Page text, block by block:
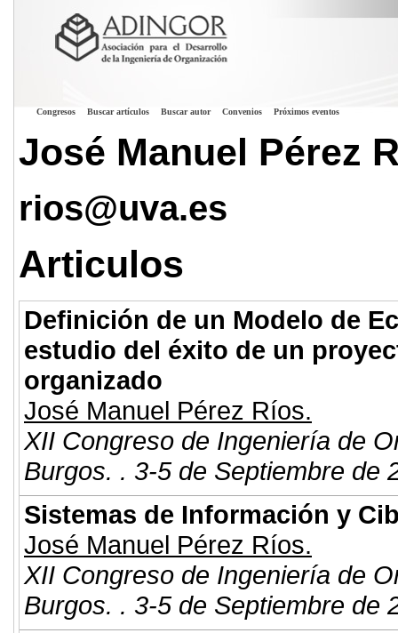
Congresos Buscar artículos Buscar autor Convenios Próximos eventos
José Manuel Pérez
rios@uva.es
Articulos
Definición de un Modelo de
estudio del éxito de un
organizado
José Manuel Pérez Ríos.
XII Congreso de Ingeniería de
Burgos. . 3-5 de Septiembre de
Sistemas de Información y
José Manuel Pérez Ríos.
XII Congreso de Ingeniería de
Burgos. . 3-5 de Septiembre de